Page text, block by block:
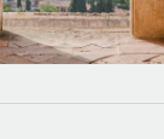
HR-functies
grote bedrijven